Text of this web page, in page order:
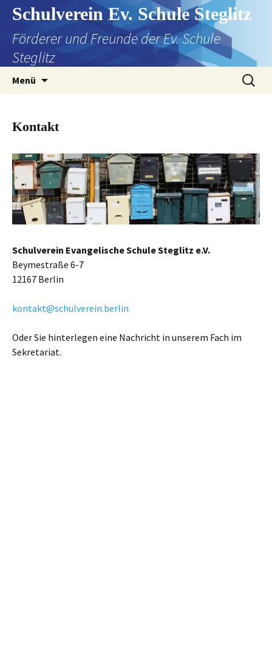
Zum
Inhalt
springen
Schulverein Ev. Schule Steglitz
Förderer und Freunde der Ev. Schule
Steglitz
Menü
Suchen
nach:
Kontakt
Schulverein Evangelische Schule Steglitz e.V.
Beymestraße 6-7
12167 Berlin
kontakt@schulverein.berlin
Oder Sie hinterlegen eine Nachricht in unserem Fach im
Sekretariat.